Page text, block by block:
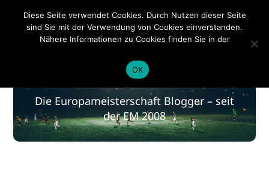
EM 2020
EM 2020
Die Europameisterschaft Blogger – seit
der EM 2008
Diese Seite verwendet Cookies. Durch Nutzen dieser Seite
sind Sie mit der Verwendung von Cookies einverstanden.
Nähere Informationen zu Cookies finden Sie in der
OK